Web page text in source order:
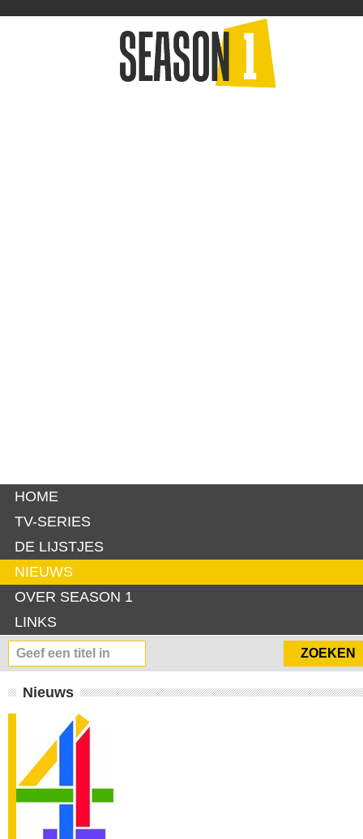
HOME
TV-SERIES
DE LIJSTJES
NIEUWS
OVER SEASON 1
LINKS
Nieuws